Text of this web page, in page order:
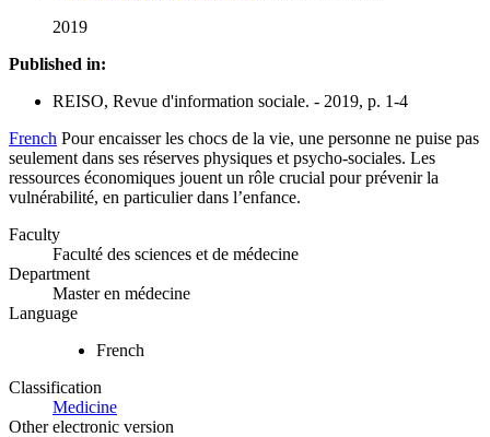
2019
Published in:
REISO, Revue d'information sociale. - 2019, p. 1-4
French Pour encaisser les chocs de la vie, une personne ne puise pas
seulement dans ses réserves physiques et psycho-sociales. Les
ressources économiques jouent un rôle crucial pour prévenir la
vulnérabilité, en particulier dans l’enfance.
Faculty
Faculté des sciences et de médecine
Department
Master en médecine
Language
French
Classification
Medicine
Other electronic version